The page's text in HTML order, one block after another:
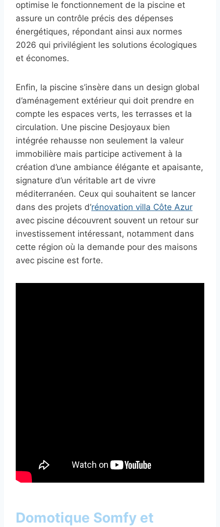
optimise le fonctionnement de la piscine et
assure un contrôle précis des dépenses
énergétiques, répondant ainsi aux normes
2026 qui privilégient les solutions écologiques
et économes.
Enfin, la piscine s’insère dans un design global
d’aménagement extérieur qui doit prendre en
compte les espaces verts, les terrasses et la
circulation. Une piscine Desjoyaux bien
intégrée rehausse non seulement la valeur
immobilière mais participe activement à la
création d’une ambiance élégante et apaisante,
signature d’un véritable art de vivre
méditerranéen. Ceux qui souhaitent se lancer
dans des projets d’rénovation villa Côte Azur
avec piscine découvrent souvent un retour sur
investissement intéressant, notamment dans
cette région où la demande pour des maisons
avec piscine est forte.
Domotique Somfy et